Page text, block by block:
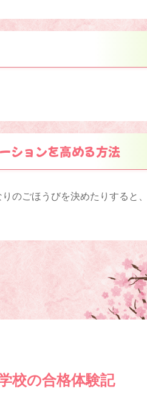
ションを高める方法
のごほうびを決めたりすると
校の合格体験記